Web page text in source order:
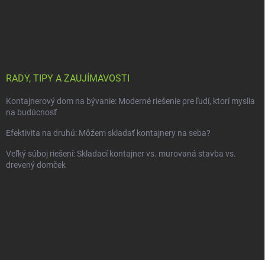
RADY, TIPY A ZAUJÍMAVOSTI
Kontajnerový dom na bývanie: Moderné riešenie pre ľudí, ktorí myslia
na budúcnosť
Efektivita na druhú: Môžem skladať kontajnery na seba?
Veľký súboj riešení: Skladací kontajner vs. murovaná stavba vs.
drevený domček